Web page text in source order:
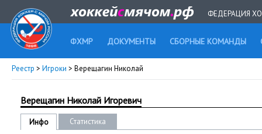
ФЕДЕРАЦИЯ
ФХМР ДОКУМЕНТЫ СБОРНЫЕ КОМАНДЫ
Реестр > Игроки > Верещагин Николай
Верещагин Николай Игоревич
Инфо
Статистика